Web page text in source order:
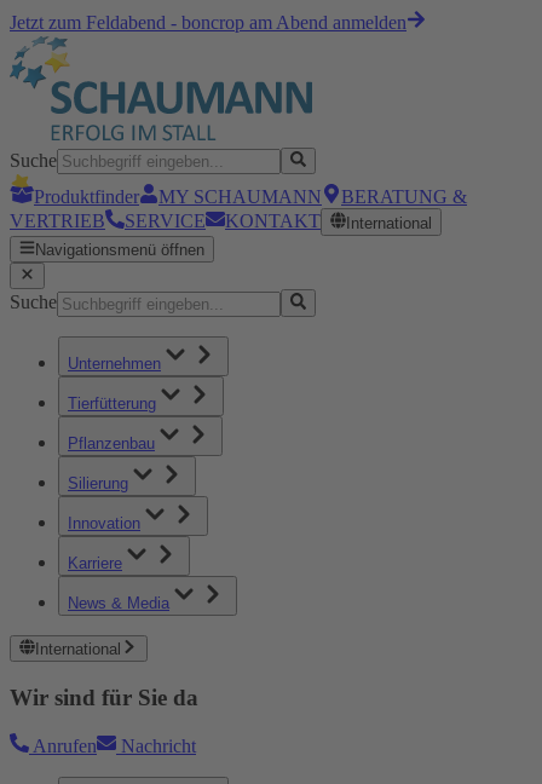
Jetzt zum Feldabend - boncrop am Abend anmelden
Suche
Produktfinder
MY SCHAUMANN
BERATUNG &
VERTRIEB
SERVICE KONTAKT
International
Navigationsmenü öffnen
Suche
Unternehmen
Tierfütterung
Pflanzenbau
Silierung
Innovation
Karriere
News & Media
International
Wir sind für Sie da
Anrufen Nachricht